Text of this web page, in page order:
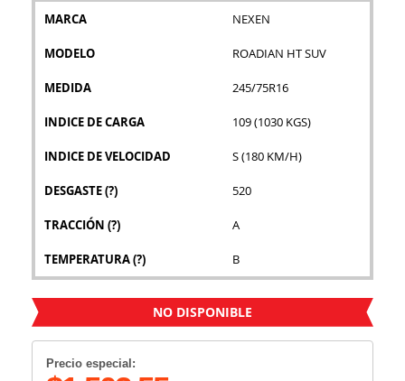
MARCA NEXEN
MODELO ROADIAN HT SUV
MEDIDA 245/75R16
INDICE DE CARGA 109 (1030 KGS)
INDICE DE VELOCIDAD S (180 KM/H)
DESGASTE(?) 520
TRACCIÓN (?) A
TEMPERATURA(?) B
NO DISPONIBLE
Precio especial:
galería
imágenes